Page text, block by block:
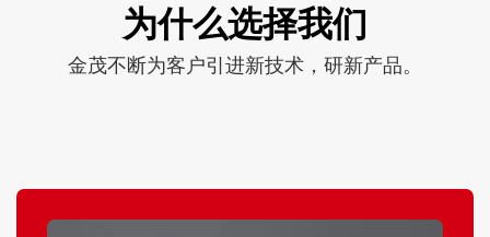
为什么选择我们
金茂不断为客户引进新技术，研新产品。